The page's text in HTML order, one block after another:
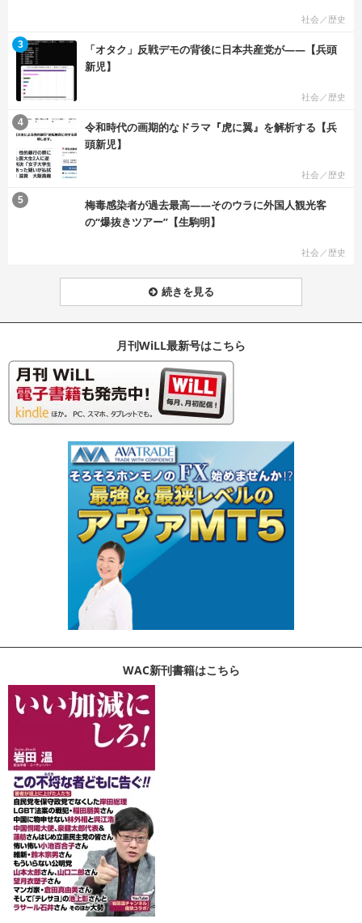
社会／歴史
「オタク」反戦デモの背後に日本共産党が――【兵頭
新児】
社会／歴史
3
令和時代の画期的なドラマ『虎に翼』を解析する【兵
頭新児】
社会／歴史
4
梅毒感染者が過去最高――そのウラに外国人観光客
の“爆抜きツアー”【生駒明】
社会／歴史
5
続きを見る
月刊WiLL最新号はこちら
WAC新刊書籍はこちら